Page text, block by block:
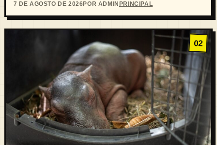
7 DE AGOSTO DE 2026POR ADMIN PRINCIPAL
02